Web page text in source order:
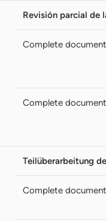
Revisión parcial de
Complete document
Complete document
Teilüberarbeitung
Complete document